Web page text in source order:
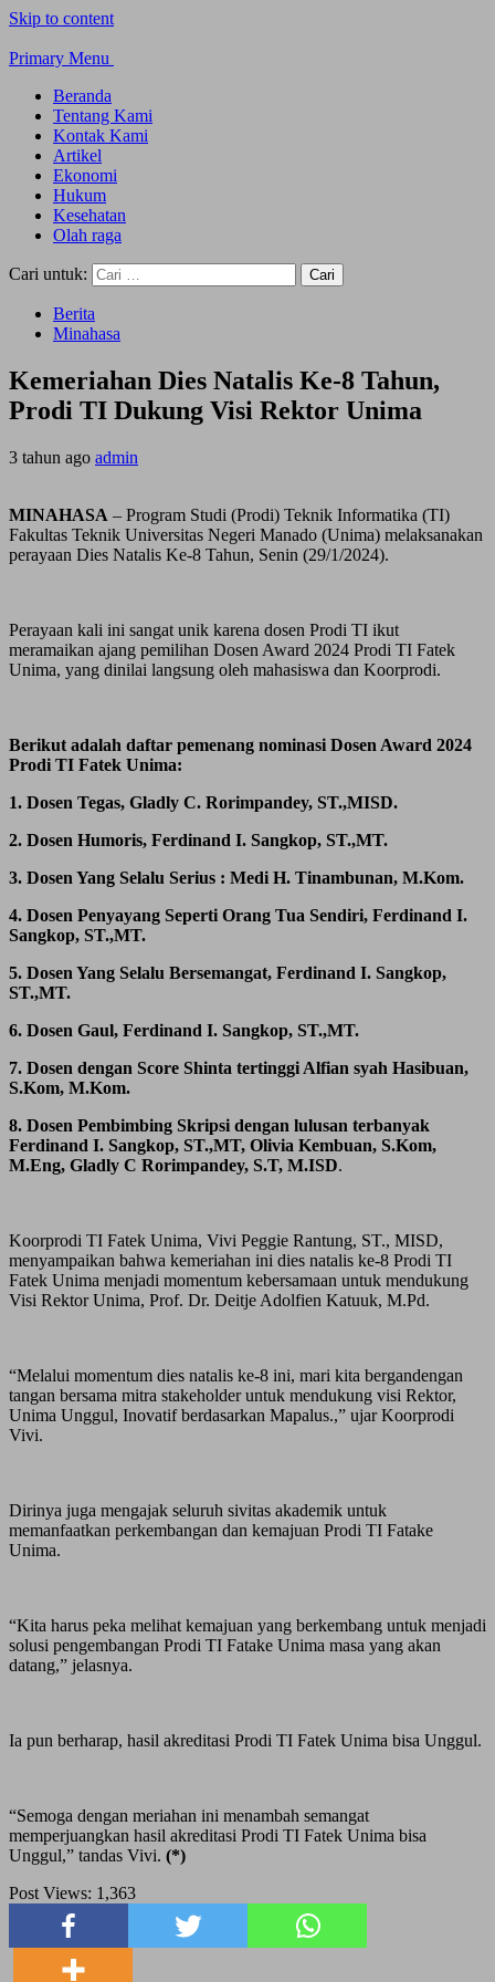
Skip to content
Primary Menu
Beranda
Tentang Kami
Kontak Kami
Artikel
Ekonomi
Hukum
Kesehatan
Olah raga
Cari untuk:
Berita
Minahasa
Kemeriahan Dies Natalis Ke-8 Tahun,
Prodi TI Dukung Visi Rektor Unima
3 tahun ago admin
MINAHASA – Program Studi (Prodi) Teknik Informatika (TI)
Fakultas Teknik Universitas Negeri Manado (Unima) melaksanakan
perayaan Dies Natalis Ke-8 Tahun, Senin (29/1/2024).
Perayaan kali ini sangat unik karena dosen Prodi TI ikut
meramaikan ajang pemilihan Dosen Award 2024 Prodi TI Fatek
Unima, yang dinilai langsung oleh mahasiswa dan Koorprodi.
Berikut adalah daftar pemenang nominasi Dosen Award 2024
Prodi TI Fatek Unima:
1. Dosen Tegas, Gladly C. Rorimpandey, ST.,MISD.
2. Dosen Humoris, Ferdinand I. Sangkop, ST.,MT.
3. Dosen Yang Selalu Serius : Medi H. Tinambunan, M.Kom.
4. Dosen Penyayang Seperti Orang Tua Sendiri, Ferdinand I.
Sangkop, ST.,MT.
5. Dosen Yang Selalu Bersemangat, Ferdinand I. Sangkop,
ST.,MT.
6. Dosen Gaul, Ferdinand I. Sangkop, ST.,MT.
7. Dosen dengan Score Shinta tertinggi Alfian syah Hasibuan,
S.Kom, M.Kom.
8. Dosen Pembimbing Skripsi dengan lulusan terbanyak
Ferdinand I. Sangkop, ST.,MT, Olivia Kembuan, S.Kom,
M.Eng, Gladly C Rorimpandey, S.T, M.ISD.
Koorprodi TI Fatek Unima, Vivi Peggie Rantung, ST., MISD,
menyampaikan bahwa kemeriahan ini dies natalis ke-8 Prodi TI
Fatek Unima menjadi momentum kebersamaan untuk mendukung
Visi Rektor Unima, Prof. Dr. Deitje Adolfien Katuuk, M.Pd.
“Melalui momentum dies natalis ke-8 ini, mari kita bergandengan
tangan bersama mitra stakeholder untuk mendukung visi Rektor,
Unima Unggul, Inovatif berdasarkan Mapalus.,” ujar Koorprodi
Vivi.
Dirinya juga mengajak seluruh sivitas akademik untuk
memanfaatkan perkembangan dan kemajuan Prodi TI Fatake
Unima.
“Kita harus peka melihat kemajuan yang berkembang untuk menjadi
solusi pengembangan Prodi TI Fatake Unima masa yang akan
datang,” jelasnya.
Ia pun berharap, hasil akreditasi Prodi TI Fatek Unima bisa Unggul.
“Semoga dengan meriahan ini menambah semangat
memperjuangkan hasil akreditasi Prodi TI Fatek Unima bisa
Unggul,” tandas Vivi. (*)
Post Views: 1,363